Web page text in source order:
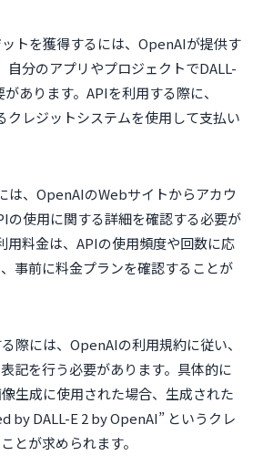
トを獲得するには、OpenAIが提供す
自分のアプリやプロジェクトでDALL-
あります。APIを利用する際に、
クレジットシステムを使用して支払い
は、OpenAIのWebサイトからアカウ
の使用に関する詳細を確認する必要が
用料金は、APIの使用頻度や回数に応
事前に料金プランを確認することが
際には、OpenAIの利用規約に従い、
記を行う必要があります。具体的に
生成に使用された場合、生成された
by DALL-E 2 by OpenAI” というクレ
とが求められます。